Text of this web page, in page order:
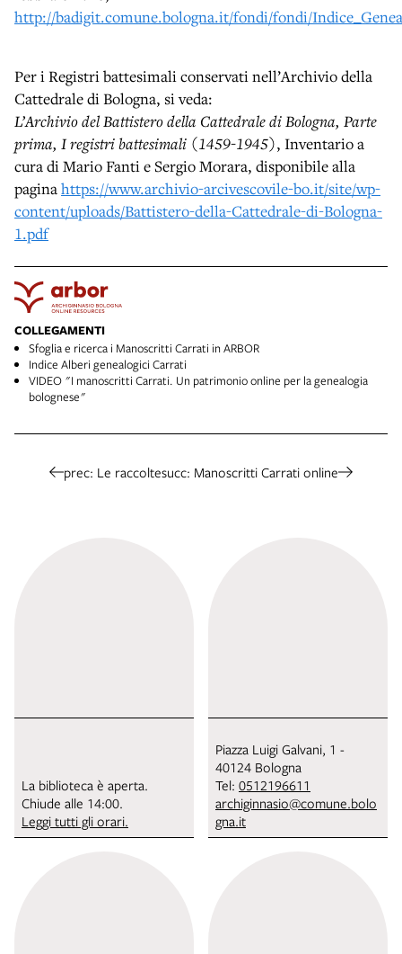
http://badigit.comune.bologna.it/fondi/fondi/
Per i Registri battesimali conservati nell’Archivio della
Cattedrale di Bologna, si veda:
L’Archivio del Battistero della Cattedrale di Bologna, Parte
prima, I registri battesimali (1459-1945), Inventario a
cura di Mario Fanti e Sergio Morara, disponibile alla
paginahttps://www.archivio-arcivescovile-bo.it/site/wp-
content/uploads/Battistero-della-Cattedrale-di-Bologna-
1.pdf
COLLEGAMENTI
Sfoglia e ricerca i Manoscritti Carrati in ARBOR
Indice Alberi genealogici Carrati
VIDEO "I manoscritti Carrati. Un patrimonio online per la genealogia
bolognese"
prec: Le raccoltesucc: Manoscritti Carrati online
La biblioteca è aperta.
Chiude alle 14:00.
Leggi tutti gli orari.
Piazza Luigi Galvani, 1 -
40124 Bologna
Tel: 0512196611
archiginnasio@comune.bolo
gna.it